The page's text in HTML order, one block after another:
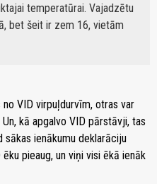
temperatūrai. Vajadzētu
bet šeit ir zem 16, vietām
VID virpuļdurvīm, otras var
kā apgalvo VID pārstāvji, tas
ienākumu deklarāciju
pieaug, un viņi visi ēkā ienāk